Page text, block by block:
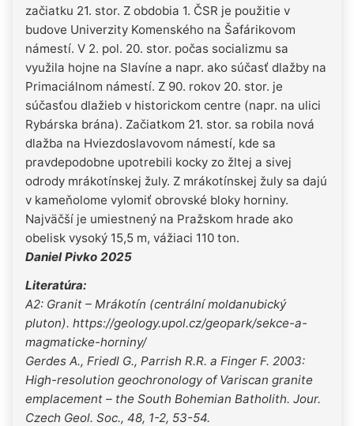
začiatku 21. stor. Z obdobia 1. ČSR je použitie v
budove Univerzity Komenského na Šafárikovom
námestí. V 2. pol. 20. stor. počas socializmu sa
využila hojne na Slavíne a napr. ako súčasť dlažby na
Primaciálnom námestí. Z 90. rokov 20. stor. je
súčasťou dlažieb v historickom centre (napr. na ulici
Rybárska brána). Začiatkom 21. stor. sa robila nová
dlažba na Hviezdoslavovom námestí, kde sa
pravdepodobne upotrebili kocky zo žltej a sivej
odrody mrákotínskej žuly. Z mrákotínskej žuly sa dajú
v kameňolome vylomiť obrovské bloky horniny.
Najväčší je umiestnený na Pražskom hrade ako
obelisk vysoký 15,5 m, vážiaci 110 ton.
Daniel Pivko 2025
Literatúra:
A2: Granit – Mrákotín (centrální moldanubický
pluton). https://geology.upol.cz/geopark/sekce-a-
magmaticke-horniny/
Gerdes A., Friedl G., Parrish R.R. a Finger F. 2003:
High-resolution geochronology of Variscan granite
emplacement – the South Bohemian Batholith. Jour.
Czech Geol. Soc., 48, 1-2, 53-54.